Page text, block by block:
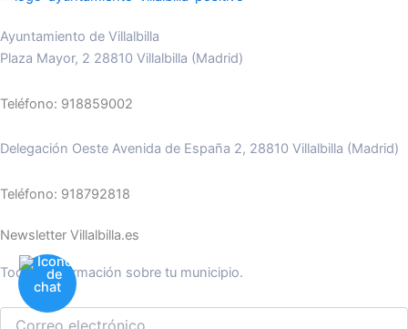
Ayuntamiento de Villalbilla
Plaza Mayor, 2 28810 Villalbilla (Madrid)
Teléfono: 918859002
Delegación Oeste Avenida de España 2, 28810 Villalbilla (Madrid)
Teléfono: 918792818
Newsletter Villalbilla.es
Toda la información sobre tu municipio.